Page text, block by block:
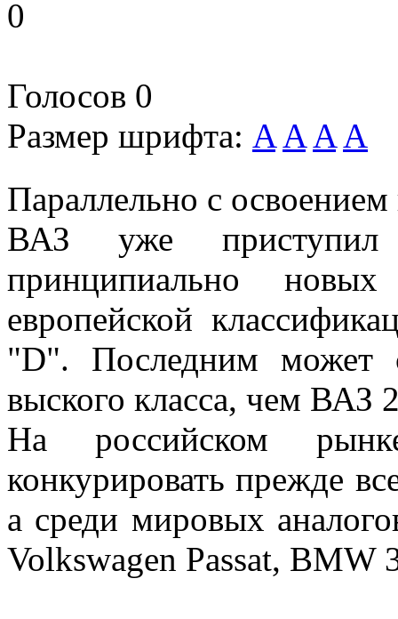
0
Голосов 0
Размер шрифта: A A A A
Параллельно с
ВАЗ уже
принципиально
европейской
"D". Последним может
выского класса, чем ВАЗ
На российском
конкурировать прежде
а среди мировых
Volkswagen Passat, BMW